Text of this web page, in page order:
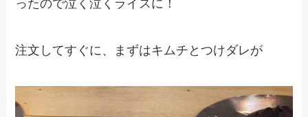
ったので泣く泣くライスに！
注文してすぐに、まずはキムチとつけダレが